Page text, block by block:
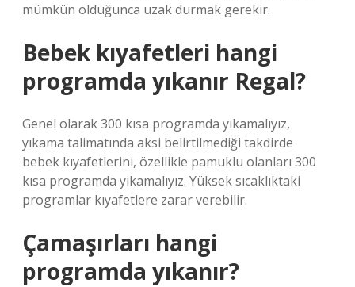
mümkün olduğunca uzak durmak gerekir.
Bebek kıyafetleri hangi
programda yıkanır Regal?
Genel olarak 300 kısa programda yıkamalıyız,
yıkama talimatında aksi belirtilmediği takdirde
bebek kıyafetlerini, özellikle pamuklu olanları 300
kısa programda yıkamalıyız. Yüksek sıcaklıktaki
programlar kıyafetlere zarar verebilir.
Çamaşırları hangi
programda yıkanır?